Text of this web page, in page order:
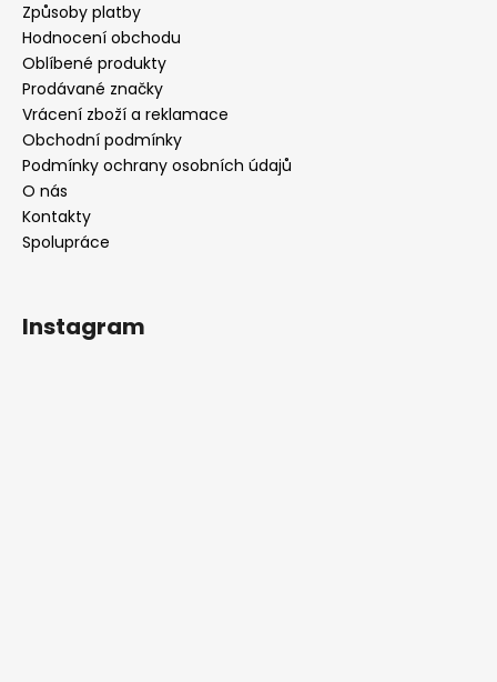
Způsoby platby
Hodnocení obchodu
Oblíbené produkty
Prodávané značky
Vrácení zboží a reklamace
Obchodní podmínky
Podmínky ochrany osobních údajů
O nás
Kontakty
Spolupráce
Instagram